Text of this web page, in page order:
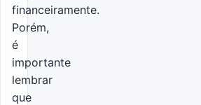
financeiramente.
Porém,
é
importante
lembrar
que